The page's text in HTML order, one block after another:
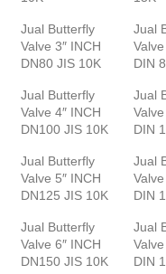
Jual Butterfly
Valve 3″ INCH
DN80 JIS 10K
Jual
DIN
Jual Butterfly
Valve 4″ INCH
DN100 JIS 10K
Jual
DIN
Jual Butterfly
Valve 5″ INCH
DN125 JIS 10K
Jual
DIN
Jual Butterfly
Valve 6″ INCH
DN150 JIS 10K
Jual
DIN